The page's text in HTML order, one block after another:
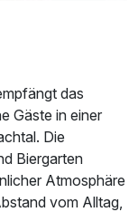
das
Gäste in einer
Die
Biergarten
Atmosphäre
vom Alltag,